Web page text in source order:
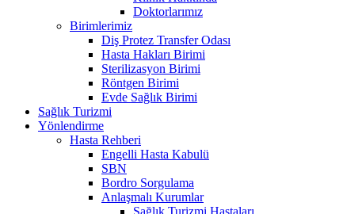
Doktorlarımız
Birimlerimiz
Diş Protez Transfer Odası
Hasta Hakları Birimi
Sterilizasyon Birimi
Röntgen Birimi
Evde Sağlık Birimi
Sağlık Turizmi
Yönlendirme
Hasta Rehberi
Engelli Hasta Kabulü
SBN
Bordro Sorgulama
Anlaşmalı Kurumlar
Sağlık Turizmi Hastaları